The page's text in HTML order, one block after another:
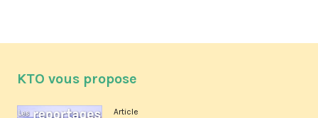
KTO vous propose
Article